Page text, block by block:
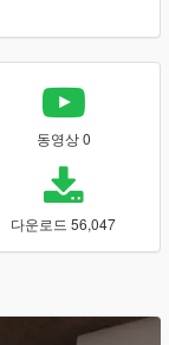
동영상 0
다운로드 56,047